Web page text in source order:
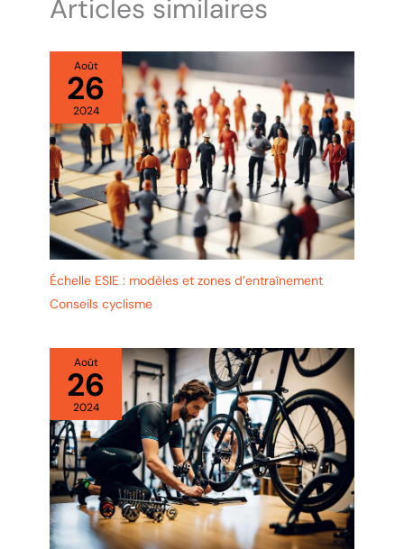
Articles similaires
Août
26
2024
Échelle ESIE : modèles et zones d’entraînement
Conseils cyclisme
Août
26
2024